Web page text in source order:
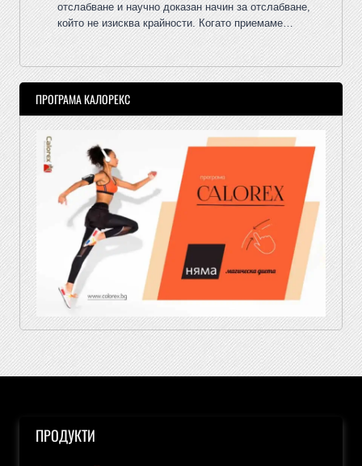
отслабване и научно доказан начин за отслабване,
който не изисква крайности. Когато приемаме…
ПРОГРАМА КАЛОРЕКС
ПРОДУКТИ